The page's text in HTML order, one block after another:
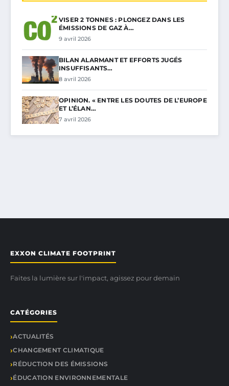
VISER 2 TONNES : PLONGEZ DANS LES
ÉMISSIONS DE GAZ À…
9 avril 2026
BILAN ALARMANT ET EFFORTS JUGÉS
INSUFFISANTS…
8 avril 2026
OPINION. « ENTRE LES DOUTES DE L’EUROPE
ET L’ÉLAN…
7 avril 2026
EXXON CLIMATE FOOTPRINT
Faites la lumière sur l'impact, agissez pour demain
CATÉGORIES
ACTUALITÉS
CHANGEMENT CLIMATIQUE
RÉDUCTION DES ÉMISSIONS
ÉDUCATION ENVIRONNEMENTALE